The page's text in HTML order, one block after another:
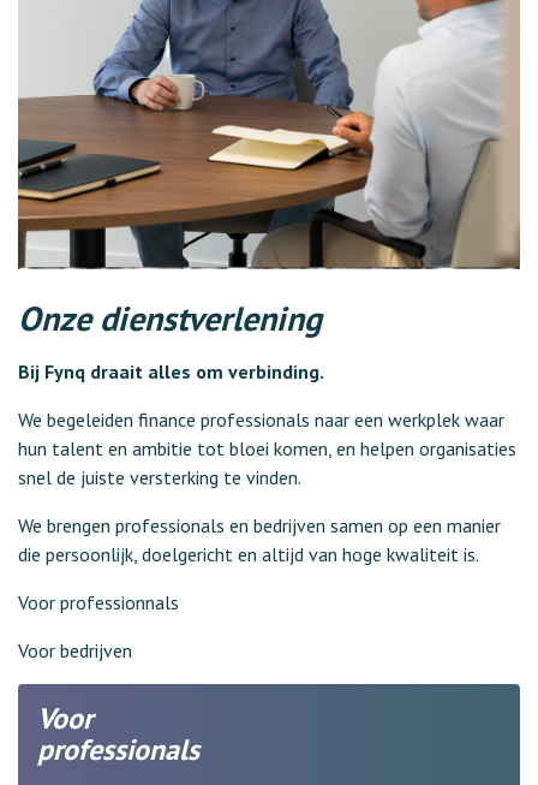
Onze dienstverlening
Bij Fynq draait alles om verbinding.
We begeleiden finance professionals naar een werkplek waar
hun talent en ambitie tot bloei komen, en helpen organisaties
snel de juiste versterking te vinden.
We brengen professionals en bedrijven samen op een manier
die persoonlijk, doelgericht en altijd van hoge kwaliteit is.
Voor professionnals
Voor bedrijven
Voor
professionals